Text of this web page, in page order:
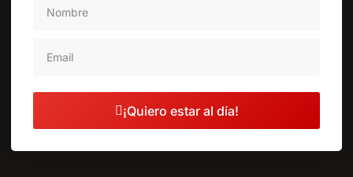
¡Quiero estar al día!